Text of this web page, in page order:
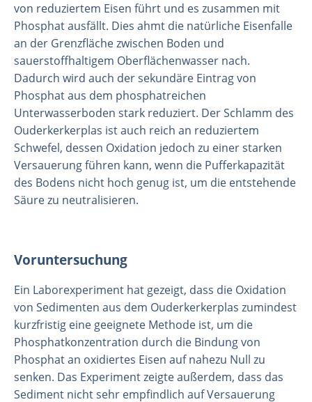
von reduziertem Eisen führt und es zusammen mit
Phosphat ausfällt. Dies ahmt die natürliche Eisenfalle
an der Grenzfläche zwischen Boden und
sauerstoffhaltigem Oberflächenwasser nach.
Dadurch wird auch der sekundäre Eintrag von
Phosphat aus dem phosphatreichen
Unterwasserboden stark reduziert. Der Schlamm des
Ouderkerkerplas ist auch reich an reduziertem
Schwefel, dessen Oxidation jedoch zu einer starken
Versauerung führen kann, wenn die Pufferkapazität
des Bodens nicht hoch genug ist, um die entstehende
Säure zu neutralisieren.
Voruntersuchung
Ein Laborexperiment hat gezeigt, dass die Oxidation
von Sedimenten aus dem Ouderkerkerplas zumindest
kurzfristig eine geeignete Methode ist, um die
Phosphatkonzentration durch die Bindung von
Phosphat an oxidiertes Eisen auf nahezu Null zu
senken. Das Experiment zeigte außerdem, dass das
Sediment nicht sehr empfindlich auf Versauerung